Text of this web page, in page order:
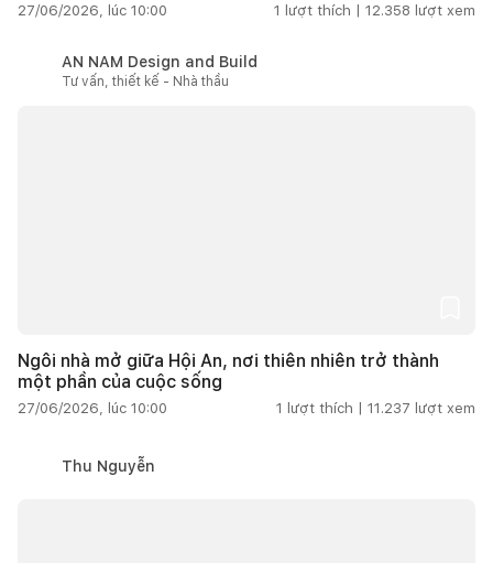
27/06/2026, lúc 10:00 1 lượt thích | 12.358 lượt xem
AN NAM Design and Build
Tư vấn, thiết kế - Nhà thầu
Ngôi nhà mở giữa Hội An, nơi thiên nhiên trở thành
một phần của cuộc sống
27/06/2026, lúc 10:00 1 lượt thích | 11.237 lượt xem
Thu Nguyễn